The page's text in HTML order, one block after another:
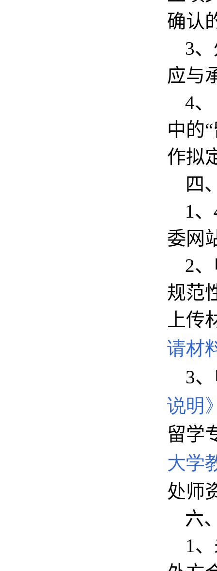
确认
3
应与
4
中的
作拟
四
1、
委网
2
规范
上
请材
3、
说明
留学
大学
处师
六
1